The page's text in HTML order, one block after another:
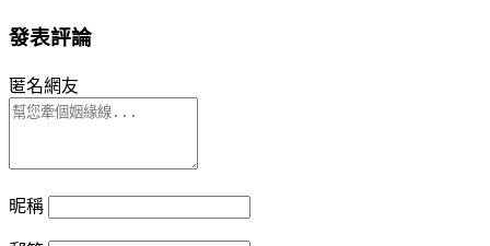
發表評論
匿名網友
昵稱